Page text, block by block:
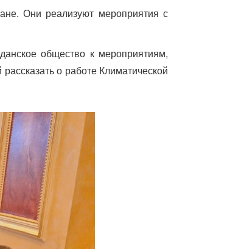
Они реализуют мероприятия с
общество к мероприятиям,
о работе Климатической